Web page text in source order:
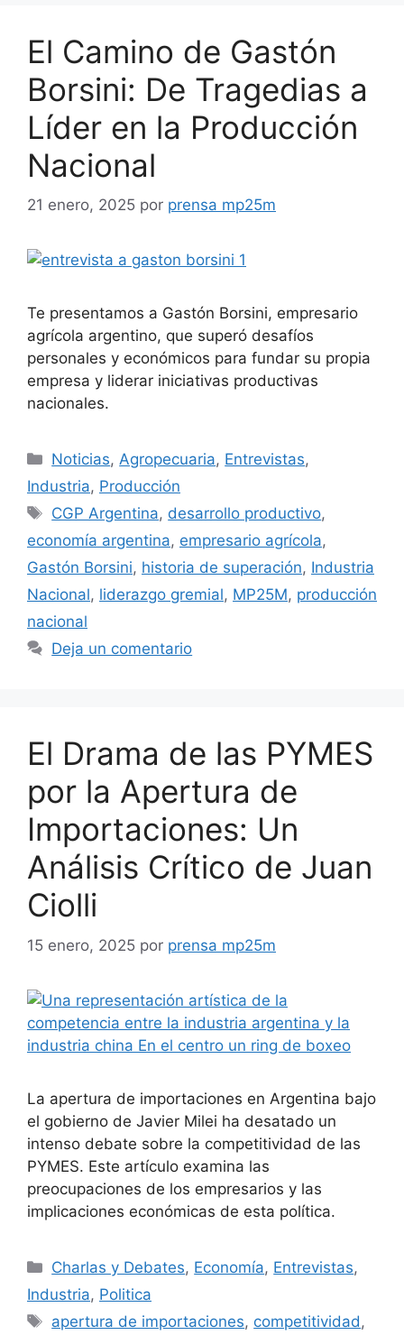
El Camino de Gastón
Borsini: De Tragedias a
Líder en la Producción
Nacional
21 enero, 2025 por prensa mp25m
Te presentamos a Gastón Borsini, empresario
agrícola argentino, que superó desafíos
personales y económicos para fundar su propia
empresa y liderar iniciativas productivas
nacionales.
Noticias,Agropecuaria, Entrevistas,
Industria, Producción
CGP Argentina, desarrollo productivo,
economía argentina, empresario agrícola,
Gastón Borsini, historia de superación, Industria
Nacional, liderazgo gremial, MP25M, producción
nacional
Deja un comentario
El Drama de las PYMES
por la Apertura de
Importaciones: Un
Análisis Crítico de Juan
Ciolli
15 enero, 2025 por prensa mp25m
La apertura de importaciones en Argentina bajo
el gobierno de Javier Milei ha desatado un
intenso debate sobre la competitividad de las
PYMES. Este artículo examina las
preocupaciones de los empresarios y las
implicaciones económicas de esta política.
Charlas y Debates, Economía, Entrevistas,
Industria, Politica
apertura de importaciones, competitividad ,